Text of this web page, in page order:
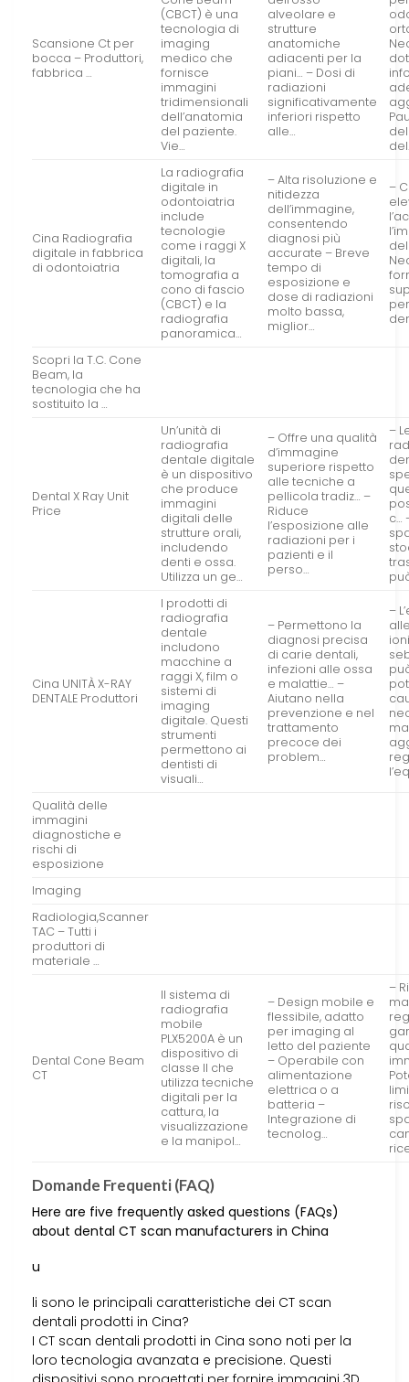
Scansione Ct per
bocca – Produttori,
fabbrica …
(CBCT) è una
tecnologia di
imaging
medico che
fornisce
immagini
tridimensionali
dell’anatomia
del paziente.
Vie…
alveolare e
strutture
anatomiche
adiacenti per la
piani… – Dosi di
radiazioni
significativamente
inferiori rispetto
alle…
Cina Radiografia
digitale in fabbrica
di odontoiatria
La radiografia
digitale in
odontoiatria
include
tecnologie
come i raggi X
digitali, la
tomografia a
cono di fascio
(CBCT) e la
radiografia
panoramica…
– Alta risoluzione e
nitidezza
dell’immagine,
consentendo
diagnosi più
accurate – Breve
tempo di
esposizione e
dose di radiazioni
molto bassa,
miglior…
–
Scopri la T.C. Cone
Beam, la
tecnologia che ha
sostituito la …
Dental X Ray Unit
Price
Un’unità di
radiografia
dentale digitale
è un dispositivo
che produce
immagini
digitali delle
strutture orali,
includendo
denti e ossa.
Utilizza un ge…
– Offre una qualità
d’immagine
superiore rispetto
alle tecniche a
pellicola tradiz… –
Riduce
l’esposizione alle
radiazioni per i
pazienti e il
perso…
–
c…
Cina UNITÀ X-RAY
DENTALE Produttori
I prodotti di
radiografia
dentale
includono
macchine a
raggi X, film o
sistemi di
imaging
digitale. Questi
strumenti
permettono ai
dentisti di
visuali…
– Permettono la
diagnosi precisa
di carie dentali,
infezioni alle ossa
e malattie… –
Aiutano nella
prevenzione e nel
trattamento
precoce dei
problem…
–
Qualità delle
immagini
diagnostiche e
rischi di
esposizione
Imaging
Radiologia,Scanner
TAC – Tutti i
produttori di
materiale …
Dental Cone Beam
CT
Il sistema di
radiografia
mobile
PLX5200A è un
dispositivo di
classe II che
utilizza tecniche
digitali per la
cattura, la
visualizzazione
e la manipol…
– Design mobile e
flessibile, adatto
per imaging al
letto del paziente
– Operabile con
alimentazione
elettrica o a
batteria –
Integrazione di
tecnolog…
–
Domande Frequenti (FAQ)
Here are five frequently asked questions (FAQs)
about dental CT scan manufacturers in China
u
li sono le principali caratteristiche dei CT scan
dentali prodotti in Cina?
I CT scan dentali prodotti in Cina sono noti per la
loro tecnologia avanzata e precisione. Questi